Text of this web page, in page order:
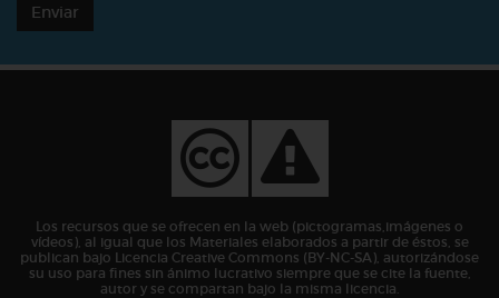
Enviar
Los recursos que se ofrecen en la web (pictogramas,imágenes o
vídeos), al igual que los Materiales elaborados a partir de éstos, se
publican bajo Licencia Creative Commons (BY-NC-SA), autorizándose
su uso para fines sin ánimo lucrativo siempre que se cite la fuente,
autor y se compartan bajo la misma licencia.